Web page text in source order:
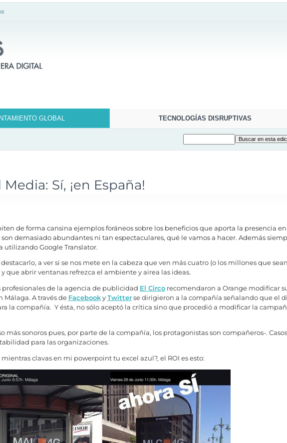
GLOBAL TECNOLOGÍAS DISRUPTIVAS
Sí, ¡en España!
de forma cansina ejemplos foráneos sobre los beneficios que aporta la presencia en
demasiado abundantes ni tan espectaculares, qué le vamos a hacer. Además
utilizando Google Translator.
a ver si se nos mete en la cabeza que ven más cuatro (o los millones que
que abrir ventanas refrezca el ambiente y airea las ideas.
de la agencia de publicidad El Circorecomendaron a Orange modificar
Málaga. A través de Facebooky Twitterse dirigieron a la compañía señalando que el
la compañía. Y ésta, no sólo aceptó la crítica sino que procedió a modificar la
más sonoros pues, por parte de la compañía, los protagonistas son compañeros-.
para las organizaciones.
clavas en mi powerpoint tu excel azul?, el ROI es esto: